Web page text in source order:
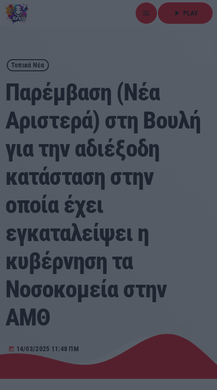
menu play_arrow PLAY
close
play_arrow ΕΡΚΟ
Αρχική
Εκπομπές
Αθλητικά
Αγροτικά
Τραγούδια της Θράκης
Επικοινωνία
Προσεχείς
ΕΡΚΟ
10:00 - 00:00
Τοπικά Νέα
Παρέμβαση (Νέα
Αριστερά) στη Βουλή
για την αδιέξοδη
κατάσταση στην
οποία έχει
εγκαταλείψει η
κυβέρνηση τα
Νοσοκομεία στην
ΑΜΘ
today 14/03/2025 11:48 ΠΜ